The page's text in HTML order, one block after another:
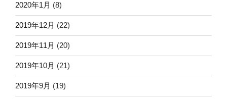
2020年1月 (8)
2019年12月 (22)
2019年11月 (20)
2019年10月 (21)
2019年9月 (19)